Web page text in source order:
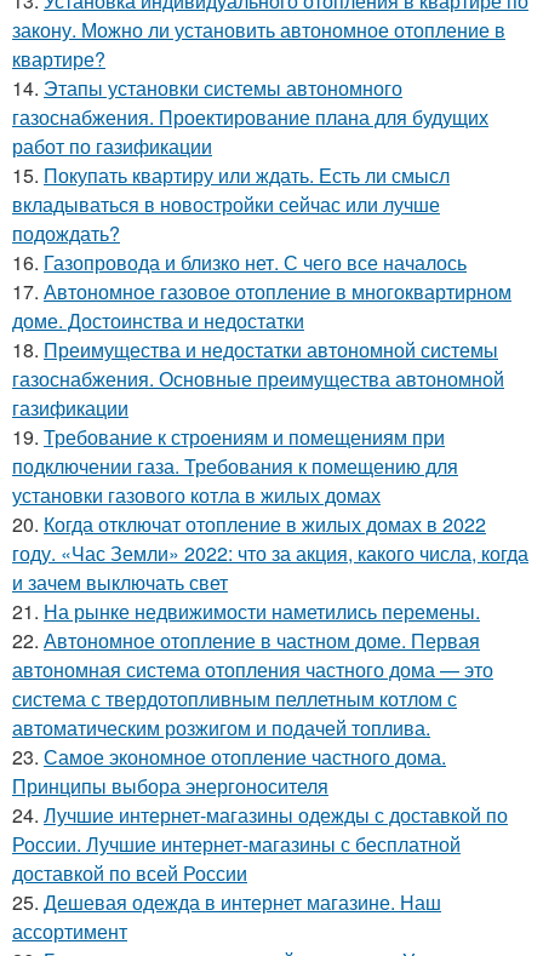
закону. Можно ли установить автономное отопление в
квартире?
14. Этапы установки системы автономного
газоснабжения. Проектирование плана для будущих
работ по газификации
15. Покупать квартиру или ждать. Есть ли смысл
вкладываться в новостройки сейчас или лучше
подождать?
16. Газопровода и близко нет. С чего все началось
17. Автономное газовое отопление в многоквартирном
доме. Достоинства и недостатки
18. Преимущества и недостатки автономной системы
газоснабжения. Основные преимущества автономной
газификации
19. Требование к строениям и помещениям при
подключении газа. Требования к помещению для
установки газового котла в жилых домах
20. Когда отключат отопление в жилых домах в 2022
году. «Час Земли» 2022: что за акция, какого числа, когда
и зачем выключать свет
21. На рынке недвижимости наметились перемены.
22. Автономное отопление в частном доме. Первая
автономная система отопления частного дома — это
система с твердотопливным пеллетным котлом с
автоматическим розжигом и подачей топлива.
23. Самое экономное отопление частного дома.
Принципы выбора энергоносителя
24. Лучшие интернет-магазины одежды с доставкой по
России. Лучшие интернет-магазины с бесплатной
доставкой по всей России
25. Дешевая одежда в интернет магазине. Наш
ассортимент